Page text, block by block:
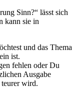
Sinn?“ lässt sich
kann sie in
und das Thema
ist.
fehlen oder Du
Ausgabe
wird.